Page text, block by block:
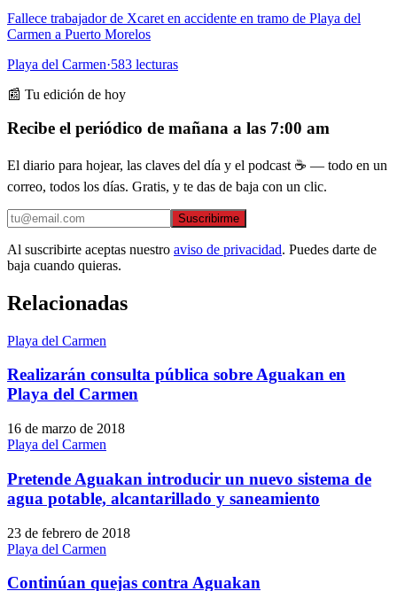
Fallece trabajador de Xcaret en accidente en tramo de Playa del
Carmen a Puerto Morelos
Playa del Carmen·583 lecturas
📰 Tu edición de hoy
Recibe el periódico de mañana a las 7:00 am
El diario para hojear, las claves del día y el podcast ☕ — todo en un
correo, todos los días. Gratis, y te das de baja con un clic.
Suscribirme
Al suscribirte aceptas nuestro aviso de privacidad. Puedes darte de
baja cuando quieras.
Relacionadas
Playa del Carmen
Realizarán consulta pública sobre Aguakan en
Playa del Carmen
16 de marzo de 2018
Playa del Carmen
Pretende Aguakan introducir un nuevo sistema de
agua potable, alcantarillado y saneamiento
23 de febrero de 2018
Playa del Carmen
Continúan quejas contra Aguakan